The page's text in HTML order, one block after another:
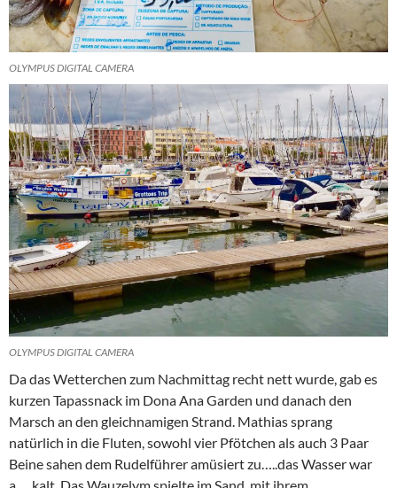
OLYMPUS DIGITAL CAMERA
OLYMPUS DIGITAL CAMERA
Da das Wetterchen zum Nachmittag recht nett wurde, gab es
kurzen Tapassnack im Dona Ana Garden und danach den
Marsch an den gleichnamigen Strand. Mathias sprang
natürlich in die Fluten, sowohl vier Pfötchen als auch 3 Paar
Beine sahen dem Rudelführer amüsiert zu…..das Wasser war